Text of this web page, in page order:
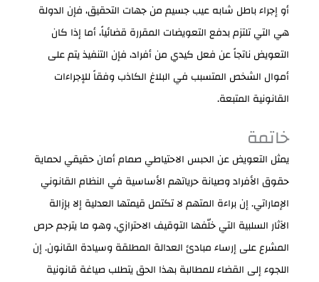
أو إجراء باطل شابه عيب جسيم من جهات التحقيق، فإن الدولة
هي التي تلتزم بدفع التعويضات المقررة قضائياً، أما إذا كان
التعويض ناتجاً عن فعل كيدي من أفراد، فإن التنفيذ يتم على
أموال الشخص المتسبب في البلاغ الكاذب وفقاً للإجراءات
القانونية المتبعة.
خاتمة
يمثل التعويض عن الحبس الاحتياطي صمام أمان حقيقي لحماية
حقوق الأفراد وصيانة حرياتهم الأساسية في النظام القانوني
الإماراتي. إن براءة المتهم لا تكتمل قيمتها العدلية إلا بإزالة
الآثار السلبية التي خلّفها التوقيف الاحترازي، وهو ما يترجم حرص
المشرع على إرساء مبادئ العدالة المطلقة وسيادة القانون. إن
اللجوء إلى القضاء للمطالبة بهذا الحق يتطلب صياغة قانونية